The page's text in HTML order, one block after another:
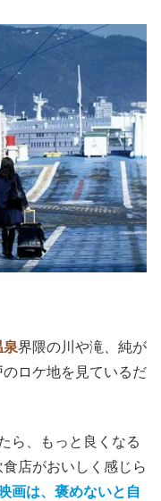
泉界隈の川や滝、純が
ロケ地を見ているだ
ら、もっと良くなる
店がおいしく感じら
画は、褒めないと自